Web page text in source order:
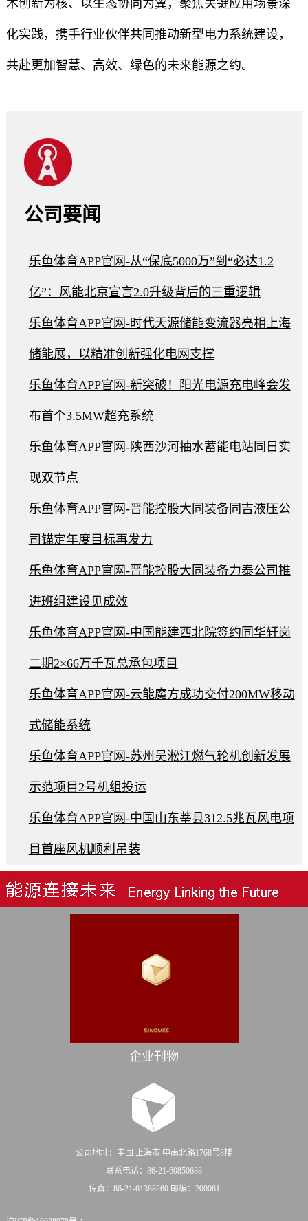
术创新为核、以生态协同为翼，聚焦关键应用场景深
化实践，携手行业伙伴共同推动新型电力系统建设，
共赴更加智慧、高效、绿色的未来能源之约。
公司要闻
乐鱼体育APP官网-从“保底5000万”到“必达1.2
亿”：风能北京宣言2.0升级背后的三重逻辑
乐鱼体育APP官网-时代天源储能变流器亮相上海
储能展，以精准创新强化电网支撑
乐鱼体育APP官网-新突破！阳光电源充电峰会发
布首个3.5MW超充系统
乐鱼体育APP官网-陕西沙河抽水蓄能电站同日实
现双节点
乐鱼体育APP官网-晋能控股大同装备同吉液压公
司锚定年度目标再发力
乐鱼体育APP官网-晋能控股大同装备力泰公司推
进班组建设见成效
乐鱼体育APP官网-中国能建西北院签约同华轩岗
二期2×66万千瓦总承包项目
乐鱼体育APP官网-云能魔方成功交付200MW移动
式储能系统
乐鱼体育APP官网-苏州吴淞江燃气轮机创新发展
示范项目2号机组投运
乐鱼体育APP官网-中国山东莘县312.5兆瓦风电项
目首座风机顺利吊装
企业刊物
公司地址：中国 上海市 中南北路1768号8楼
联系电话：86-21-60850688
传真：86-21-61388260 邮编：200061